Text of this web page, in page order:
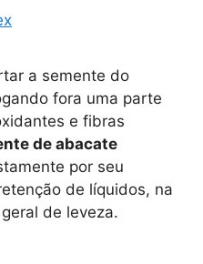
a semente do
fora uma parte
e fibras
de abacate
por seu
de líquidos, na
de leveza.